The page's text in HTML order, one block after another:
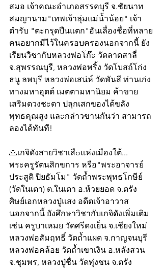
สมอ เจ้าคณะอำเภอสรรคบุรี จ.ชัยนาท
สมญานาม"เทพเจ้าลุ่มแม่น้ำน้อย" เจ้า
ตำรับ "ตะกรุดปืนแตก"อันเลื่องชื่อที่หลาย
คนอยากมีไว้ในครอบครองนอกจากนี้ ยัง
เรียนวิชากับหลวงพ่อโก๊ะ วัดลาดสาลี่
จ.สุพรรณบุรี, หลวงพ่อพริ้ง วัดโบสถ์โก่ง
ธนู ลพบุรี หลวงพ่อเสน่ห์ วัดพันสี ท่านเก่ง
ทางมหาอุตต์ เมตตามหานิยม ค้าขาย
เสริมดวงชะตา ปลุกเสกของได้ขลัง
พุทธคุณสูง และกล่าวขานกันว่า สามารถ
ลองได้ทันที!
🙏เกจิดังสายวิชาเสืoแห่งเมืองใต้...
พระครูรัตนสิกขการ หรือ"พระอาจารย์
ประสูติ ปิยธัมโม" วัดถ้ำพระพุทธโกษีย์
(วัดในเตา) ต.ในเตา อ.ห้วยยอด จ.ตรัง
ศิษย์เอกหลวงปู่แสง อดีตเจ้าอาวาส
นอกจากนี้ ยังศึกษาวิชากับเกจิดังเพิ่มเติม
เช่น ครูบาเหมย วัดศรีดงเย็น จ.เชียงใหม่
หลวงพ่อสัมฤทธิ์ วัดถ้ำแผด จ.กาญจนบุรี
หลวงพ่อคล้อย วัดถ้ำเขาเงิน อ.หลังสวน
จ.ชุมพร, หลวงปู่ชื่น วัดทุ่งชน จ.ตรัง